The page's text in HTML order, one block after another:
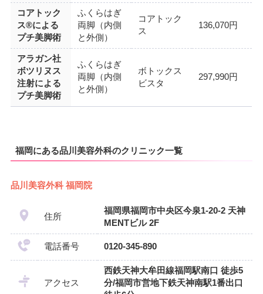
コアトック
ス®による
プチ美脚術
ふくらはぎ
両脚（内側
と外側）
コアトック
ス
136,070円
アラガン社
ボツリヌス
注射による
プチ美脚術
ふくらはぎ
両脚（内側
と外側）
ボトックス
ビスタ
297,990円
福岡にある品川美容外科のクリニック一覧
品川美容外科 福岡院
住所
福岡県福岡市中央区今泉1-20-2 天神
MENTビル 2F
電話番号 0120-345-890
アクセス
西鉄天神大牟田線福岡駅南口 徒歩5
分/福岡市営地下鉄天神南駅1番出口